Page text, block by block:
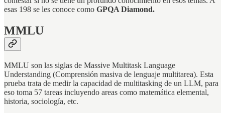
esas 198 se les conoce como GPQA Diamond.
MMLU
MMLU son las siglas de Massive Multitask Language
Understanding (Comprensión masiva de lenguaje multitarea). Esta
prueba trata de medir la capacidad de multitasking de un LLM, para
eso toma 57 tareas incluyendo areas como matemática elemental,
historia, sociología, etc.